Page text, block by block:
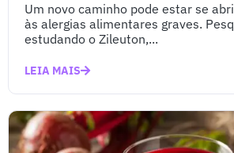
Um novo caminho pode estar se
às alergias alimentares graves.
estudando o Zileuton,...
LEIA MAIS